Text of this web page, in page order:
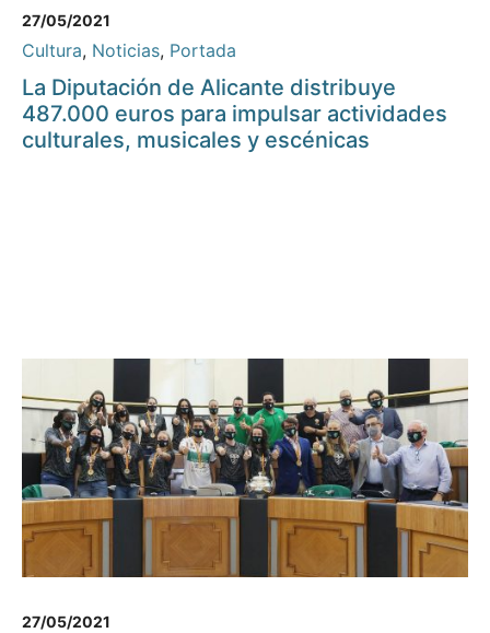
27/05/2021
Cultura, Noticias, Portada
La Diputación de Alicante distribuye
487.000 euros para impulsar actividades
culturales, musicales y escénicas
27/05/2021